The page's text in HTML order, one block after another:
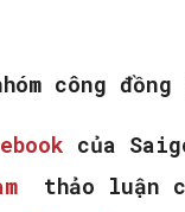
công
của
thảo luận